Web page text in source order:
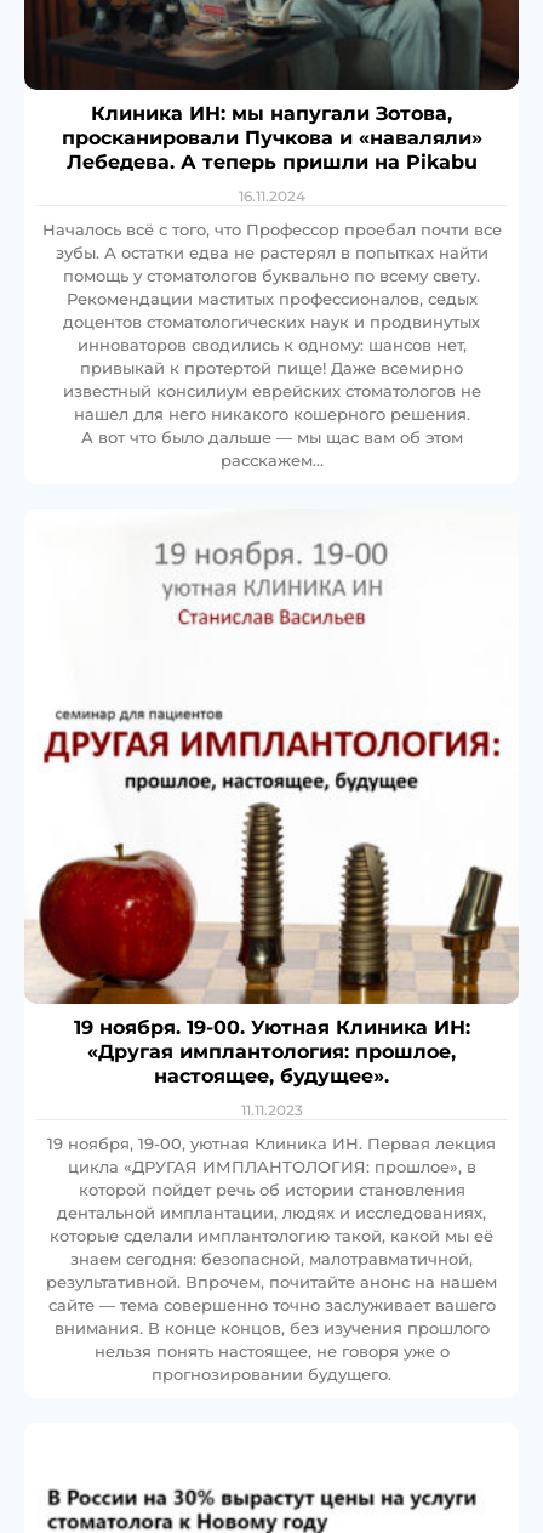
Клиника ИН: мы напугали Зотова,
просканировали Пучкова и «наваляли»
Лебедева. А теперь пришли на Pikabu⁠⁠
16.11.2024
Началось всё с того, что Профессор проебал почти все
зубы. А остатки едва не растерял в попытках найти
помощь у стоматологов буквально по всему свету.
Рекомендации маститых профессионалов, седых
доцентов стоматологических наук и продвинутых
инноваторов сводились к одному: шансов нет,
привыкай к протертой пище! Даже всемирно
известный консилиум еврейских стоматологов не
нашел для него никакого кошерного решения.
А вот что было дальше — мы щас вам об этом
расскажем…
19 ноября. 19-00. Уютная Клиника ИН:
«Другая имплантология: прошлое,
настоящее, будущее».
11.11.2023
19 ноября, 19-00, уютная Клиника ИН. Первая лекция
цикла «ДРУГАЯ ИМПЛАНТОЛОГИЯ: прошлое», в
которой пойдет речь об истории становления
дентальной имплантации, людях и исследованиях,
которые сделали имплантологию такой, какой мы её
знаем сегодня: безопасной, малотравматичной,
результативной. Впрочем, почитайте анонс на нашем
сайте — тема совершенно точно заслуживает вашего
внимания. В конце концов, без изучения прошлого
нельзя понять настоящее, не говоря уже о
прогнозировании будущего.